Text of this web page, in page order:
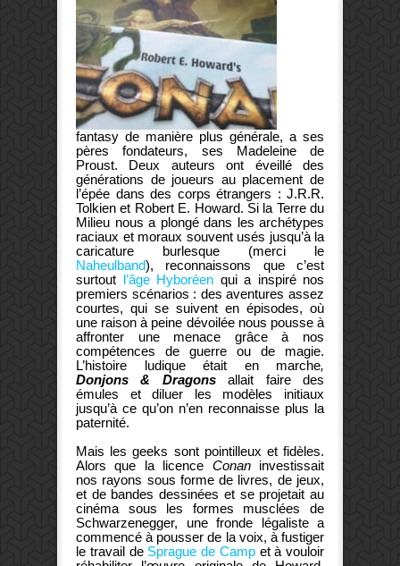
fantasy de manière plus générale, a ses
pères fondateurs, ses Madeleine de
Proust. Deux auteurs ont éveillé des
générations de joueurs au placement de
l’épée dans des corps étrangers : J.R.R.
Tolkien et Robert E. Howard. Si la Terre du
Milieu nous a plongé dans les archétypes
raciaux et moraux souvent usés jusqu’à la
caricature burlesque (merci le
Naheulband), reconnaissons que c’est
surtout l’âge Hyboréen qui a inspiré nos
premiers scénarios : des aventures assez
courtes, qui se suivent en épisodes, où
une raison à peine dévoilée nous pousse à
affronter une menace grâce à nos
compétences de guerre ou de magie.
L’histoire ludique était en marche,
Donjons & Dragonsallait faire des
émules et diluer les modèles initiaux
jusqu’à ce qu’on n’en reconnaisse plus la
paternité.
Mais les geeks sont pointilleux et fidèles.
Alors que la licence Conaninvestissait
nos rayons sous forme de livres, de jeux,
et de bandes dessinées et se projetait au
cinéma sous les formes musclées de
Schwarzenegger, une fronde légaliste a
commencé à pousser de la voix, à fustiger
le travail de Sprague de Campet à vouloir